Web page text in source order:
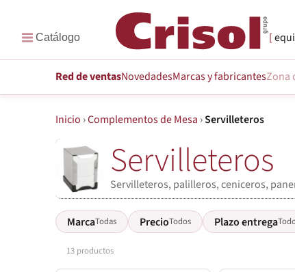
Red de ventasNovedadesMarcasy fabricantesZona
Inicio ›Complementos de Mesa ›Servilleteros
Servilleteros
Servilleteros, palilleros, ceniceros,
MarcaTodas PrecioTodos Plazo entrega
13 productos